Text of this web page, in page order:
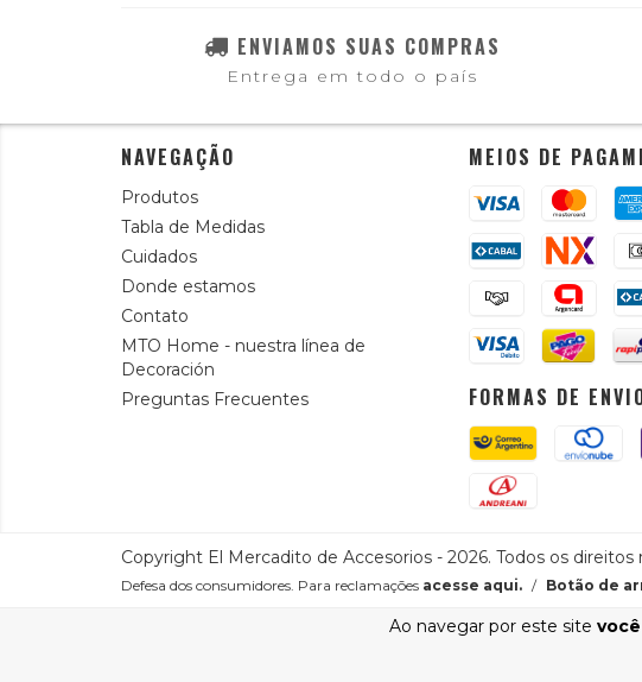
Ao navegar por este site
ENVIAMOS SUAS COMPRAS
Entrega em todo o país
NAVEGAÇÃO
Produtos
Tabla de Medidas
Cuidados
Donde estamos
Contato
MTO Home - nuestra línea de
Decoración
Preguntas Frecuentes
MEIOS DE
FORMAS DE
Copyright El Mercadito de Accesorios - 2026. Todos os direitos
Defesa dos consumidores. Para reclamações acesse aqui. / Botão de